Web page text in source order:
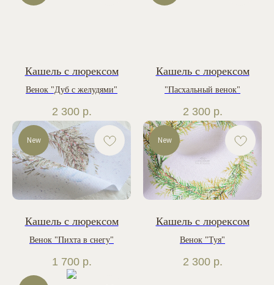
Кашель с люрексом
Венок "Дуб с желудями"
2 300 р.
Кашель с люрексом
"Пасхальный венок"
2 300 р.
New
Кашель с люрексом
Венок "Пихта в снегу"
1 700 р.
New
Кашель с люрексом
Венок "Туя"
2 300 р.